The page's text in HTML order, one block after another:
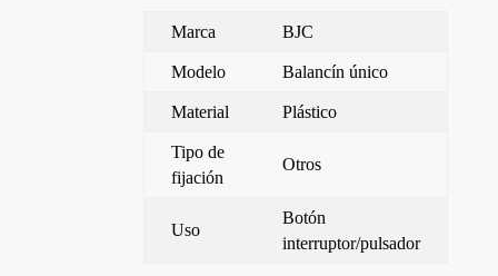
Marca BJC
Modelo Balancín único
Material Plástico
Tipo de
fijación
Otros
Uso
Botón
interruptor/pulsador